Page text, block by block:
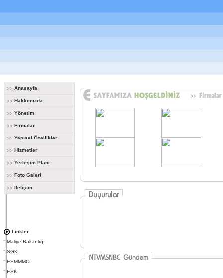
Anasayfa
Hakkımızda
Yönetim
Firmalar
Yapısal Özellikler
Hizmetler
Yerleşim Planı
Foto Galeri
İletişim
Linkler
° Maliye Bakanlığı
° SGK
° ESMMMO
° ESKİ